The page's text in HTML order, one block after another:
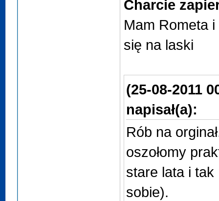
Charcie
Mam Rometa
się na laski
(25-08-2011
napisał(a):
Rób na
oszołomy
stare lata i
sobie).